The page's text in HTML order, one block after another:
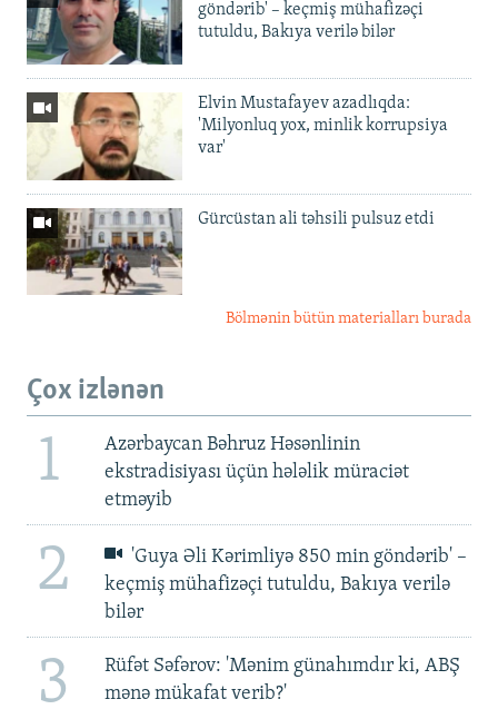
göndərib' – keçmiş mühafizəçi
tutuldu, Bakıya verilə bilər
Elvin Mustafayev azadlıqda:
'Milyonluq yox, minlik korrupsiya
var'
Gürcüstan ali təhsili pulsuz etdi
Bölmənin bütün materialları burada
Çox izlənən
1
Azərbaycan Bəhruz Həsənlinin
ekstradisiyası üçün hələlik müraciət
etməyib
2
'Guya Əli Kərimliyə 850 min göndərib' –
keçmiş mühafizəçi tutuldu, Bakıya verilə
bilər
3
Rüfət Səfərov: 'Mənim günahımdır ki, ABŞ
mənə mükafat verib?'